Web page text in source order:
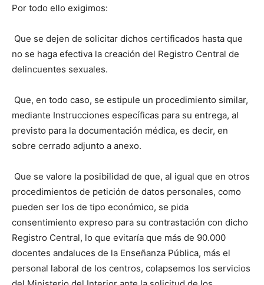
Por todo ello exigimos:
 Que se dejen de solicitar dichos certificados hasta que
no se haga efectiva la creación del Registro Central de
delincuentes sexuales.
 Que, en todo caso, se estipule un procedimiento similar,
mediante Instrucciones específicas para su entrega, al
previsto para la documentación médica, es decir, en
sobre cerrado adjunto a anexo.
 Que se valore la posibilidad de que, al igual que en otros
procedimientos de petición de datos personales, como
pueden ser los de tipo económico, se pida
consentimiento expreso para su contrastación con dicho
Registro Central, lo que evitaría que más de 90.000
docentes andaluces de la Enseñanza Pública, más el
personal laboral de los centros, colapsemos los servicios